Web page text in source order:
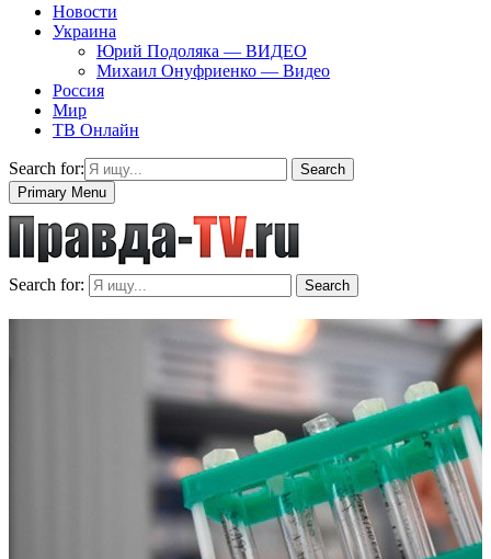
Новости
Украина
Юрий Подоляка — ВИДЕО
Михаил Онуфриенко — Видео
Россия
Мир
ТВ Онлайн
Search for:
Search
Primary Menu
Search for: Search